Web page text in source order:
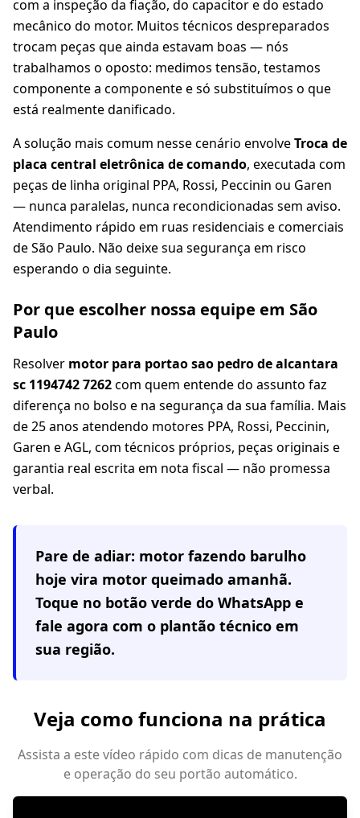
com a inspeção da fiação, do capacitor e do estado
mecânico do motor. Muitos técnicos despreparados
trocam peças que ainda estavam boas — nós
trabalhamos o oposto: medimos tensão, testamos
componente a componente e só substituímos o que
está realmente danificado.
A solução mais comum nesse cenário envolveTroca de
placa central eletrônica de comando, executada com
peças de linha original PPA, Rossi, Peccinin ou Garen
— nunca paralelas, nunca recondicionadas sem aviso.
Atendimento rápido em ruas residenciais e comerciais
de São Paulo. Não deixe sua segurança em risco
esperando o dia seguinte.
Por que escolher nossa equipe em São
Paulo
Resolver motor para portao sao pedro de alcantara
sc 1194742 7262com quem entende do assunto faz
diferença no bolso e na segurança da sua família. Mais
de 25 anos atendendo motores PPA, Rossi, Peccinin,
Garen e AGL, com técnicos próprios, peças originais e
garantia real escrita em nota fiscal — não promessa
verbal.
Pare de adiar: motor fazendo barulho
hoje vira motor queimado amanhã.
Toque no botão verde do WhatsApp e
fale agora com o plantão técnico em
sua região.
Veja como funciona na prática
Assista a este vídeo rápido com dicas de manutenção
e operação do seu portão automático.